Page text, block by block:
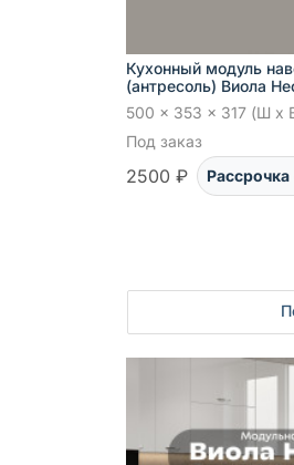
Кухонный модуль
(антресоль) Виола
500 x 353 x 317 (Ш x
Под заказ
2500 ₽ Рассрочка